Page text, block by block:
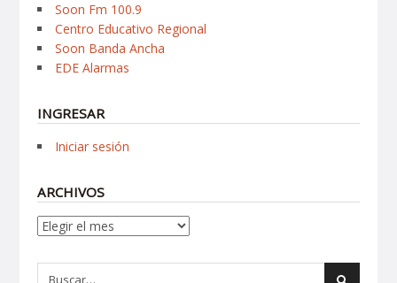
Soon Fm 100.9
Centro Educativo Regional
Soon Banda Ancha
EDE Alarmas
INGRESAR
Iniciar sesión
ARCHIVOS
Archivos